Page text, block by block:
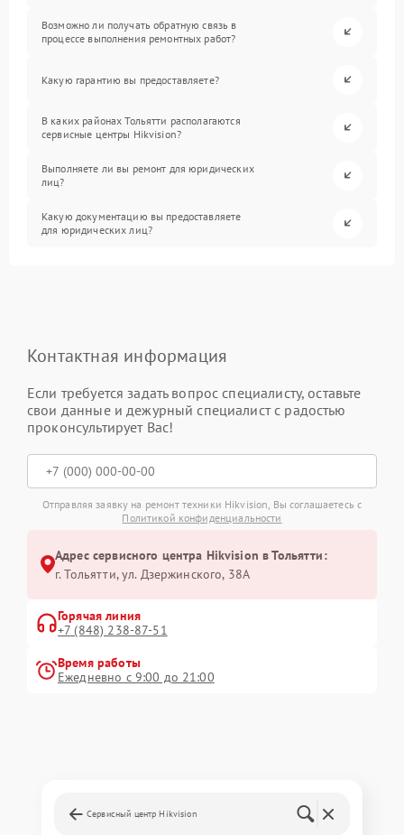
Возможно ли получать обратную связь в
процессе выполнения ремонтных работ?
Какую гарантию вы предоставляете?
В каких районах Тольятти располагаются
сервисные центры Hikvision?
Выполняете ли вы ремонт для юридических
лиц?
Какую документацию вы предоставляете
для юридических лиц?
Контактная информация
Если требуется задать вопрос специалисту, оставьте
свои данные и дежурный специалист с радостью
проконсультирует Вас!
Отправляя заявку на ремонт техники Hikvision, Вы соглашаетесь с
Политикой конфиденциальности
Адрес сервисного центра Hikvision в Тольятти:
г. Тольятти, ул. Дзержинского, 38А
Горячая линия
+7 (848) 238-87-51
Время работы
Ежедневно с 9:00 до 21:00
Сервисный центр Hikvision